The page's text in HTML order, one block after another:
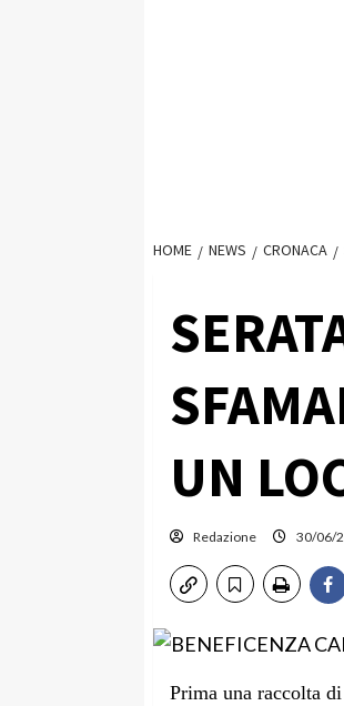
HOME NEWS CRONACA
UN
Redazione 30/06/
Prima una raccolta